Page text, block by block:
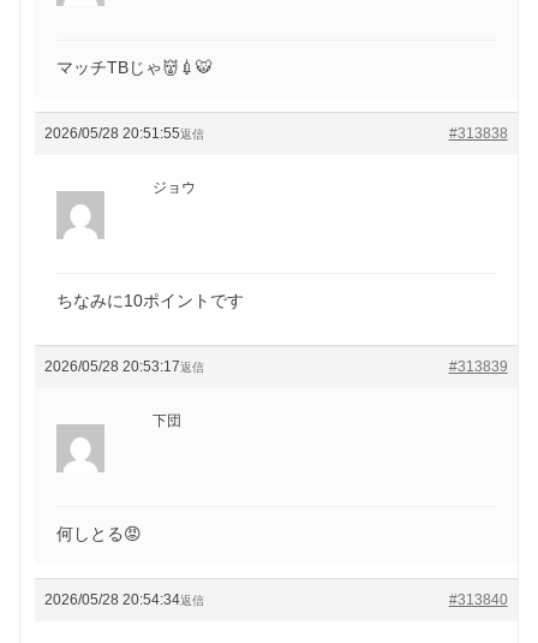
マッチTBじゃ👹💉🐯
2026/05/28 20:51:55 #313838
返信
ジョウ
ちなみに10ポイントです
2026/05/28 20:53:17 #313839
返信
下団
何しとる😡
2026/05/28 20:54:34 #313840
返信